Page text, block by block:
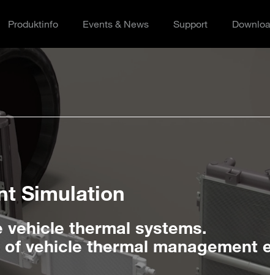
Produktinfo Events & News Support
Simulation
thermal systems.
vehicle thermal management
Conference